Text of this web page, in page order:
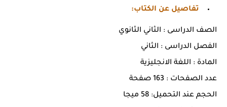
تفاصيل عن الكتاب:
الصف الدراسى : الثاني الثانوي
الفصل الدراسى : الثاني
المادة : اللغة الانجليزية
عدد الصفحات : 163 صفحة
الحجم عند التحميل: 58 ميجا